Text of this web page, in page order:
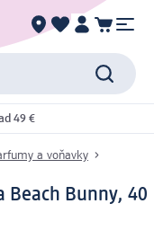
49 €
a voňavky
Beach Bunny, 40